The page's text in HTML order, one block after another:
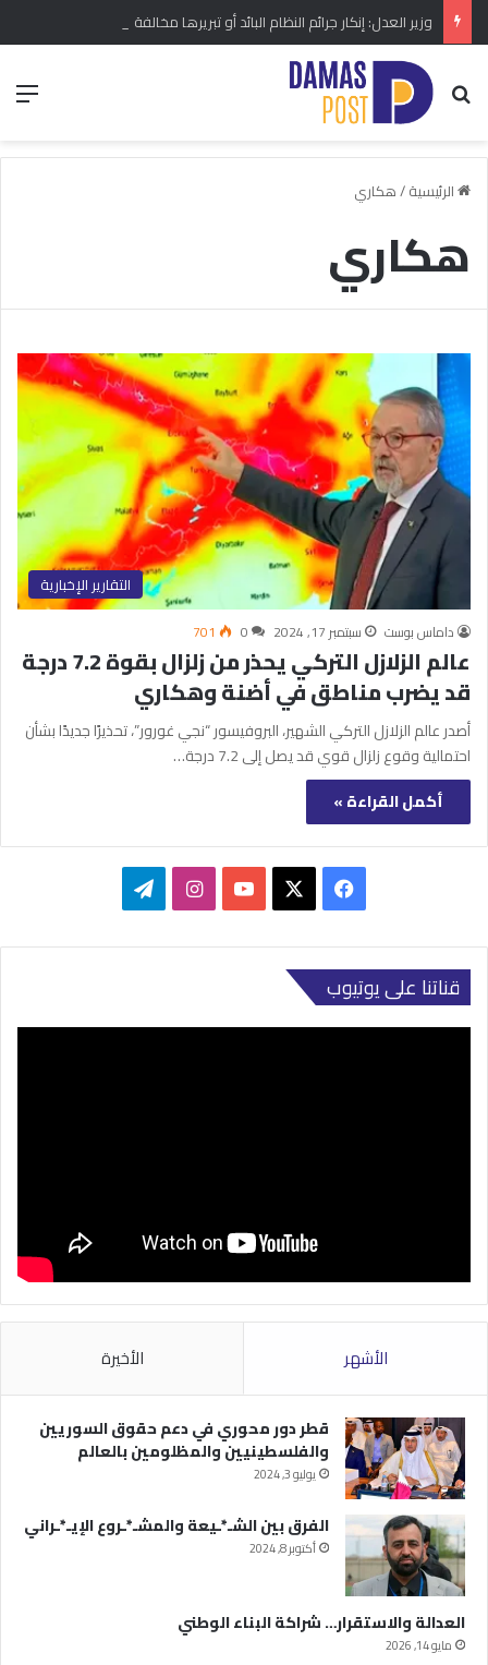
بحث عن
الرئيسية/هكاري
هكاري
التقارير الإخبارية
داماس بوست سبتمبر 17, 2024 0
701
عالم الزلازل التركي يحذر من زلزال بقوة 7.2 درجة
قد يضرب مناطق في أضنة وهكاري
أصدر عالم الزلازل التركي الشهير، البروفيسور “نجي غورور”، تحذيرًا جديدًا بشأن
احتمالية وقوع زلزال قوي قد يصل إلى 7.2 درجة…
أكمل القراءة »
فيسبوك ‫YouTubeانستقرامتيلقرام
قناتنا على يوتيوب
الأشهر الأخيرة
قطر دور محوري في دعم حقوق السوريين
والفلسطينيين والمظلومين بالعالم
يوليو 3, 2024
الفرق بين الشـ*ـيعة والمشـ*ـروع الإيـ*ـراني
أكتوبر 8, 2024
العدالة والاستقرار… شراكة البناء الوطني
مايو 14, 2026